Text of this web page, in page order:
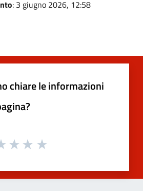
: 3 giugno 2026, 12:58
chiare le informazioni